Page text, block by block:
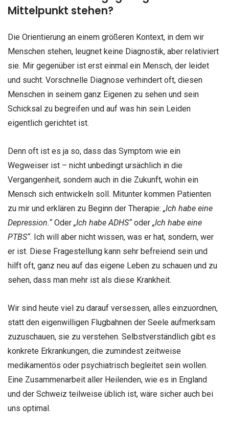
Mittelpunkt stehen?
Die Orientierung an einem größeren Kontext, in dem wir
Menschen stehen, leugnet keine Diagnostik, aber relativiert
sie. Mir gegenüber ist erst einmal ein Mensch, der leidet
und sucht. Vorschnelle Diagnose verhindert oft, diesen
Menschen in seinem ganz Eigenen zu sehen und sein
Schicksal zu begreifen und auf was hin sein Leiden
eigentlich gerichtet ist.
Denn oft ist es ja so, dass das Symptom wie ein
Wegweiser ist – nicht unbedingt ursächlich in die
Vergangenheit, sondern auch in die Zukunft, wohin ein
Mensch sich entwickeln soll. Mitunter kommen Patienten
zu mir und erklären zu Beginn der Therapie: „Ich habe eine
Depression.“ Oder „Ich habe ADHS“ oder „Ich habe eine
PTBS“. Ich will aber nicht wissen, was er hat, sondern, wer
er ist. Diese Fragestellung kann sehr befreiend sein und
hilft oft, ganz neu auf das eigene Leben zu schauen und zu
sehen, dass man mehr ist als diese Krankheit.
Wir sind heute viel zu darauf versessen, alles einzuordnen,
statt den eigenwilligen Flugbahnen der Seele aufmerksam
zuzuschauen, sie zu verstehen. Selbstverständlich gibt es
konkrete Erkrankungen, die zumindest zeitweise
medikamentös oder psychiatrisch begleitet sein wollen.
Eine Zusammenarbeit aller Heilenden, wie es in England
und der Schweiz teilweise üblich ist, wäre sicher auch bei
uns optimal.